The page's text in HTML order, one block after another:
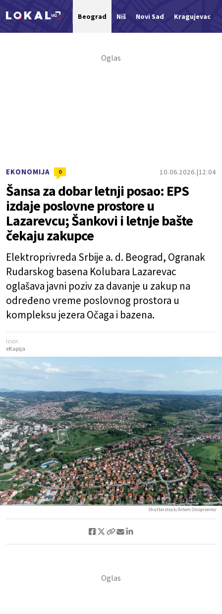
Beograd Niš Novi Sad Kragujevac
EKONOMIJA 0 10.06.2026. 12:04
Šansa za dobar letnji posao: EPS
izdaje poslovne prostore u
Lazarevcu; Šankovi i letnje bašte
čekaju zakupce
Elektroprivreda Srbije a. d. Beograd, Ogranak
Rudarskog basena Kolubara Lazarevac
oglašava javni poziv za davanje u zakup na
određeno vreme poslovnog prostora u
kompleksu jezera Očaga i bazena.
Izvor:
eKapija
Shutterstock/Artem Onoprienko